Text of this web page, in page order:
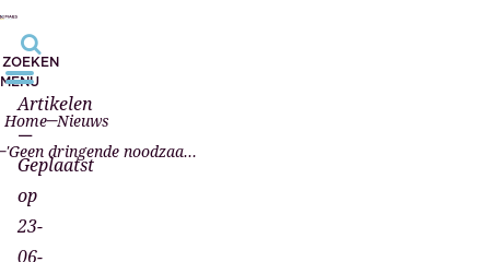
ZOEKEN
MENU
Home Nieuws
'Geen dringende noodzaak' voor afschaffing legitieme portie
Artikelen
—
Geplaatst
op
23-
06-